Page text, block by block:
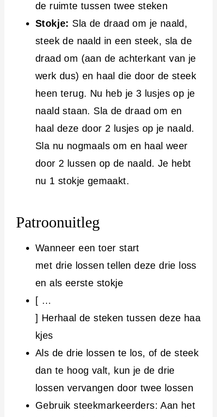
de ruimte tussen twee steken
Stokje: Sla de draad om je naald,
steek de naald in een steek, sla de
draad om (aan de achterkant van je
werk dus) en haal die door de steek
heen terug. Nu heb je 3 lusjes op je
naald staan. Sla de draad om en
haal deze door 2 lusjes op je naald.
Sla nu nogmaals om en haal weer
door 2 lussen op de naald. Je hebt
nu 1 stokje gemaakt.
Patroonuitleg
Wanneer een toer start
met drie lossen tellen deze drie loss
en als eerste stokje
[ …
] Herhaal de steken tussen deze haa
kjes
Als de drie lossen te los, of de steek
dan te hoog valt, kun je de drie
lossen vervangen door twee lossen
Gebruik steekmarkeerders: Aan het